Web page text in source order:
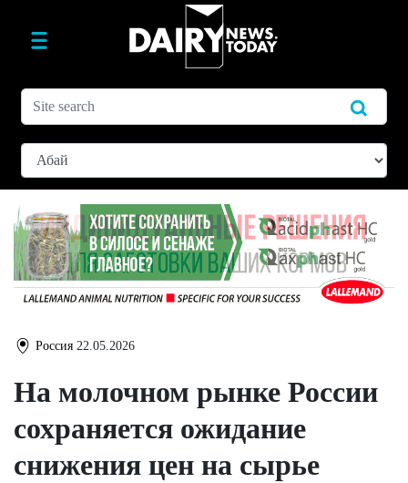
Россия 22.05.2026
На молочном рынке России
сохраняется ожидание
снижения цен на сырье